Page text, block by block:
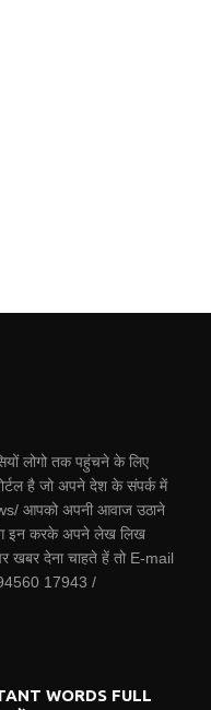
लोगो तक पहुंचने के लिए
है जो अपने देश के संपर्क में
आपको अपनी आवाज उठाने
इन करके अपने लेख लिख
खबर देना चाहते हें तो E-mail
17943 /
WORDS FULL